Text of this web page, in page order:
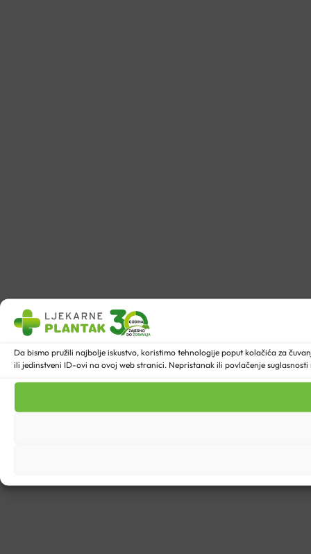
Da bismo pružili najbolje iskustvo, koristimo tehnologije poput kolačića za
ili jedinstveni ID-ovi na ovoj web stranici. Nepristanak ili povlačenje